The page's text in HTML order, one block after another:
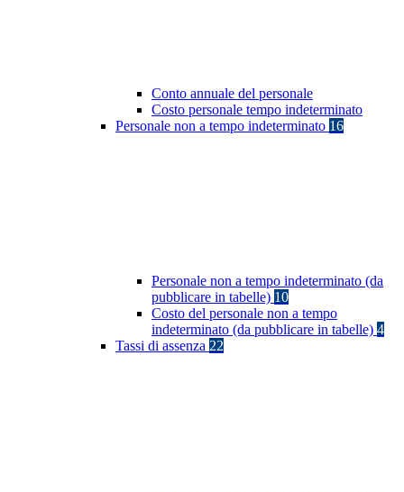
Conto annuale del personale
Costo personale tempo indeterminato
Personale non a tempo indeterminato 16
Personale non a tempo indeterminato (da
pubblicare in tabelle) 10
Costo del personale non a tempo
indeterminato (da pubblicare in tabelle) 4
Tassi di assenza 22